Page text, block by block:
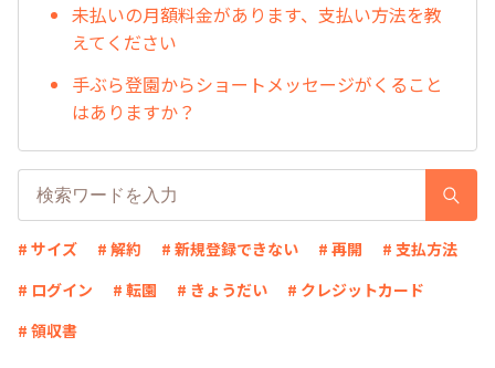
未払いの月額料金があります、支払い方法を教
えてください
手ぶら登園からショートメッセージがくること
はありますか？
# サイズ # 解約 # 新規登録できない # 再開
# 支払方法
# ログイン
# 転園 # きょうだい
# クレジットカード
# 領収書